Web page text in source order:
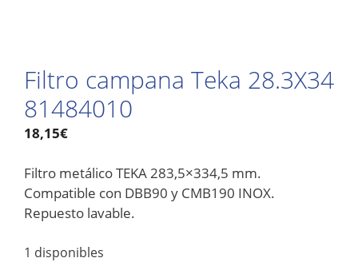
Filtro campana Teka 28.3X34
81484010
18,15€
Filtro metálico TEKA 283,5×334,5 mm.
Compatible con DBB90 y CMB190 INOX.
Repuesto lavable.
1 disponibles